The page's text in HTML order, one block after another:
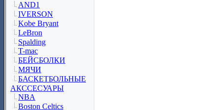
AND1
IVERSON
Kobe Bryant
LeBron
Spalding
T-mac
БЕЙСБОЛКИ
МЯЧИ
БАСКЕТБОЛЬНЫЕ
АКССЕСУАРЫ
NBA
Boston Celtics